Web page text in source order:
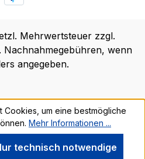
Mehrwertsteuer zzgl.
wenn
angegeben.
um eine bestmögliche
Mehr Informationen ...
technisch notwendige